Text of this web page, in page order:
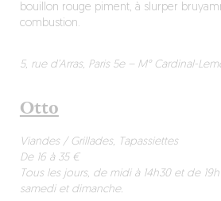
bouillon rouge piment, à slurper
combustion.
5, rue d’Arras, Paris 5e – M° Cardinal-
Otto
Viandes / Grillades, Tapassiettes
De 16 à 35 €
Tous les jours, de midi à 14h30 et de
samedi et dimanche.